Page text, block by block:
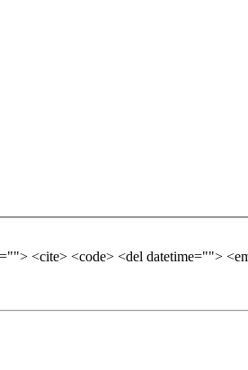
<cite> <code> <del datetime="">